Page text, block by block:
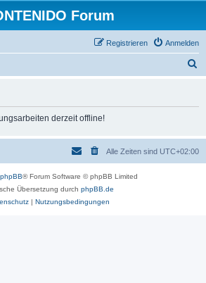
Forum
Anmelden
Registrieren
derzeit offline!
Alle Zeiten sind UTC+02:00
phpBB® Forum Software © phpBB Limited
Übersetzung durch phpBB.de
| Nutzungsbedingungen